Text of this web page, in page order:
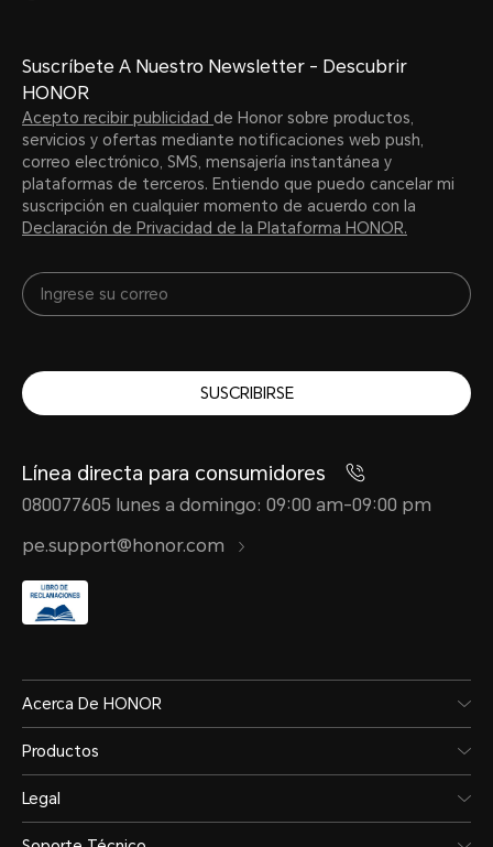
Suscríbete A Nuestro Newsletter - Descubrir
HONOR
Acepto recibir publicidad de Honor sobre productos,
servicios y ofertas mediante notificaciones web push,
correo electrónico, SMS, mensajería instantánea y
plataformas de terceros. Entiendo que puedo cancelar mi
suscripción en cualquier momento de acuerdo con la
Declaración de Privacidad de la Plataforma HONOR.
SUSCRIBIRSE
Línea directa para consumidores
080077605 lunes a domingo: 09:00 am-09:00 pm
pe.support@honor.com
Acerca De HONOR
Productos
Legal